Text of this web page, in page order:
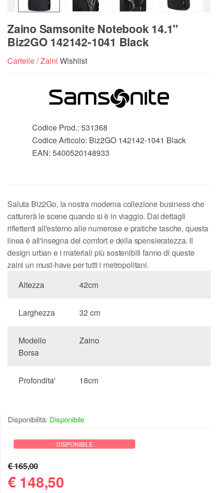
Zaino Samsonite Notebook 14.1"
Biz2GO 142142-1041 Black
Cartelle / Zaini Wishlist
Codice Prod.: 531368
Codice Articolo: Biz2GO 142142-1041 Black
EAN: 5400520148933
Saluta Biz2Go, la nostra moderna collezione business che
catturerà le scene quando si è in viaggio. Dai dettagli
riflettenti all'esterno alle numerose e pratiche tasche, questa
linea è all'insegna del comfort e della spensieratezza. Il
design urban e i materiali più sostenibili fanno di queste
zaini un must-have per tutti i metropolitani.
Altezza
42cm
Larghezza 32 cm
Modello
Borsa
Zaino
Profondita' 18cm
Disponibilità: Disponibile
DISPONIBILE
€ 165,00
€ 148,50